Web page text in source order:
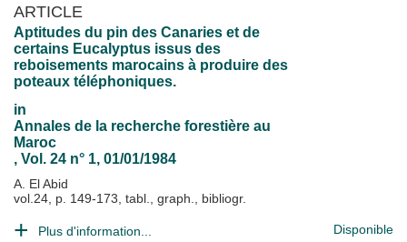
ARTICLE
Aptitudes du pin des Canaries et de
certains Eucalyptus issus des
reboisements marocains à produire des
poteaux téléphoniques.
in
Annales de la recherche forestière au
Maroc
, Vol. 24 n° 1, 01/01/1984
A. El Abid
vol.24, p. 149-173, tabl., graph., bibliogr.
Plus d'information... Disponible